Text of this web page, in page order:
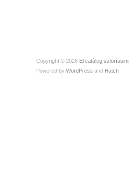
Copyright © 2026 El catàleg saforíssim
Powered by WordPress and Hatch